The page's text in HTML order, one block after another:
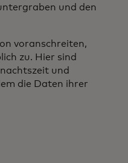
und den
voranschreiten,
zu. Hier sind
und
die Daten ihrer